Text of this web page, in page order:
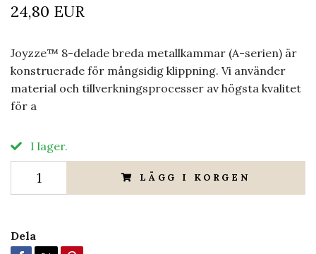
24,80 EUR
Joyzze™ 8-delade breda metallkammar (A-serien) är
konstruerade för mångsidig klippning. Vi använder
material och tillverkningsprocesser av högsta kvalitet
för a
I lager.
LÄGG I KORGEN
Dela